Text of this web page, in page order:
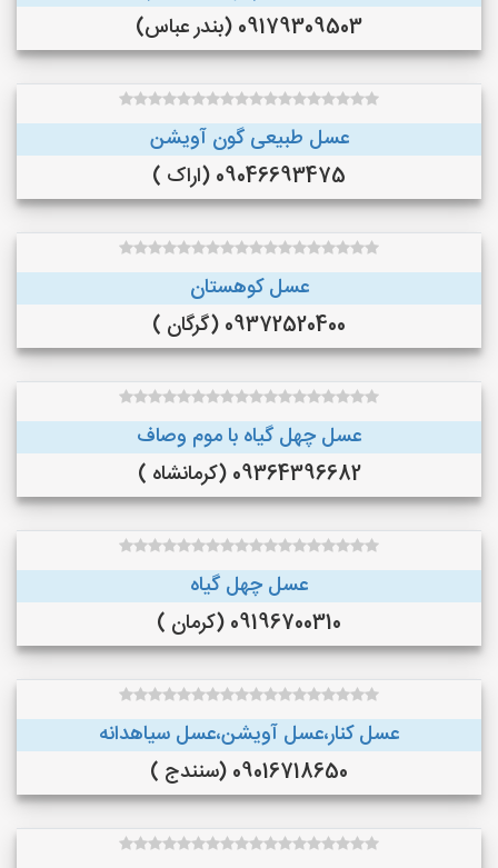
09179309503 (بندر عباس)
عسل طبیعی گون آویشن
09046693475 (اراک )
عسل کوهستان
09372520400 (گرگان )
عسل چهل گیاه با موم وصاف
09364396682 (کرمانشاه )
عسل چهل گیاه
09196700310 (کرمان )
عسل کنار،عسل آویشن،عسل سیاهدانه
09016718650 (سنندج )